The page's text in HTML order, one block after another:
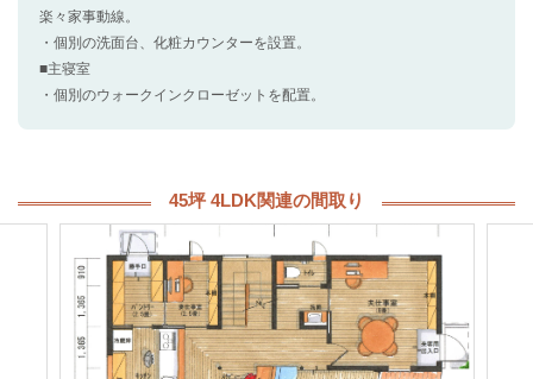
楽々家事動線。
・個別の洗面台、化粧カウンターを設置。
■主寝室
・個別のウォークインクローゼットを配置。
45坪 4LDK関連の間取り